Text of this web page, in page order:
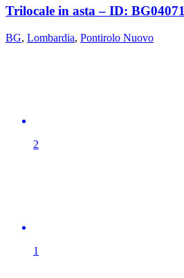
Trilocale in asta – ID: BG04071
BG, Lombardia, Pontirolo Nuovo
2
1